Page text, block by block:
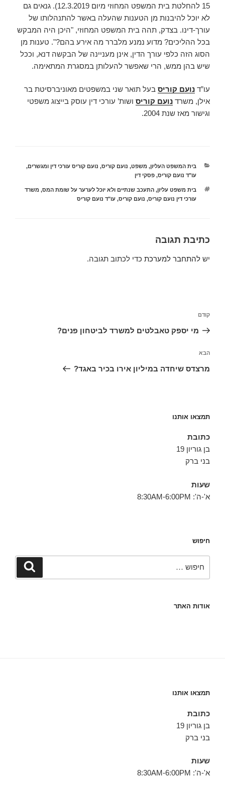
15 להחלטת בית המשפט המחוזי מיום 12.3.2019). גנאים גם
לא יוכל להיבנות מן הטענות שהעלה באשר להתנהלותו של
עורך-דינו. בצדק, תהה בית המשפט המחוזי, "היכן היה המבקש
בכל ההליכים? מדוע נמנע מלברר מה אירע בהם?". טענות מן
הסוג הזה כלפי עורך הדין, אינן מעניינה של הבקשה דנא, וככל
שיש בהן ממש, הרי שאפשר להעלותן במסגרת המתאימה.
עו”ד נועם קוריס בעל תואר שני במשפטים מאוניברסיטת בר
אילן, משרד נועם קוריס ושות’ עורכי דין עוסק בייצוג משפטי
וגישור מאז שנת 2004.
קטגוריות
בית המשפט העליון, משפט, נועם קוריס, נועם קוריס עורכי דין ומגשרים,
עו"ד נועם קוריס,פסקי דין
תגיות
בית משפט עליון,התעכב שנתיים ולא יוכל לערער על שומת המס, משרד
עורכי דין נועם קוריס, נועם קוריס,עו"ד נועם קוריס
כתיבת תגובה
יש להתחבר למערכת כדי לכתוב תגובה.
הפוסט
הקודם
קודם
מי יספק טאבלטים למשרד לביטחון פנים?
הפוסט
הבא
הבא
מרצדס שיחדה במיליון אירו בכיר באגד?
תמצאו אותנו
כתובת
בן גוריון 19
בני ברק
שעות
א'-ה': 8:30AM-6:00PM
חיפוש
חיפוש
אודות האתר
תמצאו אותנו
כתובת
בן גוריון 19
בני ברק
שעות
א'-ה': 8:30AM-6:00PM